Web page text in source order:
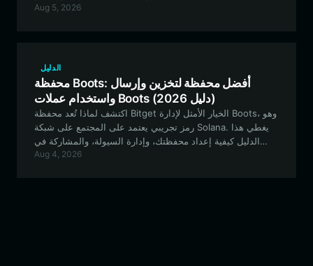
Aug 5, 2026
الدليل
محفظة Boots: أفضل محفظة لتخزين وإرسال
واستخدام عملات Boots (دليل 2026)
اكتشف لماذا تُعد محفظة Bitget الخيار الأمثل لإدارة Boots، وهو
رمز تجريبي يعتمد على المجتمع على شبكة Solana. يغطي هذا
الدليل كيفية إعداد محفظتك، وإدارة السيولة، والمشاركة في
Aug 4, 2026